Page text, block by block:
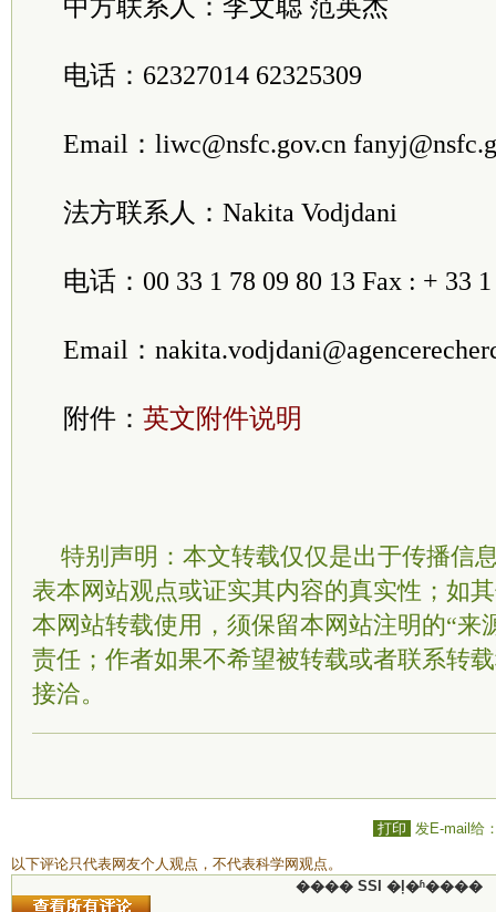
中方联系人：李文聪 范英杰
电话：62327014 62325309
Email：liwc@nsfc.gov.cn
法方联系人：Nakita Vodjdani
电话：00 33 1 78 09 80 13 Fax : + 33
Email：
附件： 英文附件说明
特别声明：本文转载仅仅是出于传播信
表本网站观点或证实其内容的真实性；如
本网站转载使用，须保留本网站注明的“来
责任；作者如果不希望被转载或者联系转
接洽。
打印 发E-mail给
以下评论只代表网友个人观点，不代表科学网观点。
���� SSI �ļ�ʱ����